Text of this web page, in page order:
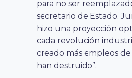
para no ser
secretario de Estado.
hizo una proyección
cada revolución
creado más empleos de
han destruido”.